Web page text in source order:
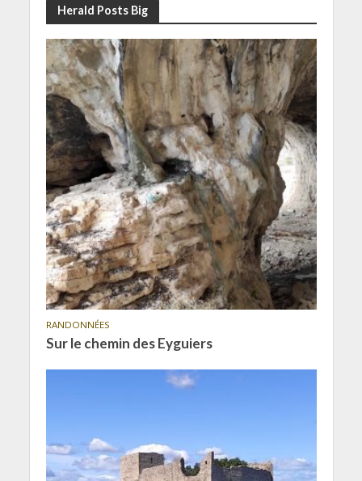
Herald Posts Big
RANDONNÉES
Sur le chemin des Eyguiers